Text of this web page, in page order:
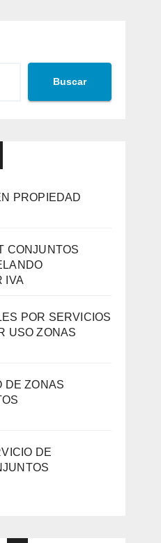
Buscar
PROPIEDAD
CONJUNTOS
IVA
POR SERVICIOS
USO ZONAS
DE ZONAS
DE